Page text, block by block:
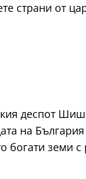
страни от
деспот
на
богати земи